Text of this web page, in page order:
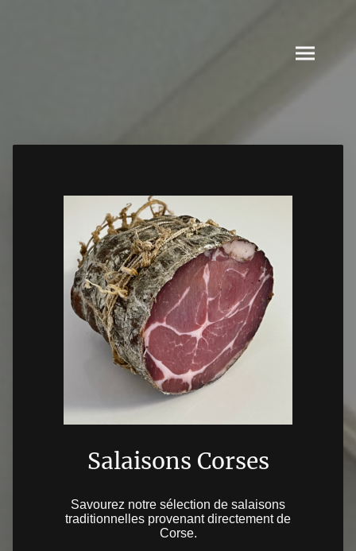
Salaisons Corses
Savourez notre sélection de salaisons
traditionnelles provenant directement de
Corse.